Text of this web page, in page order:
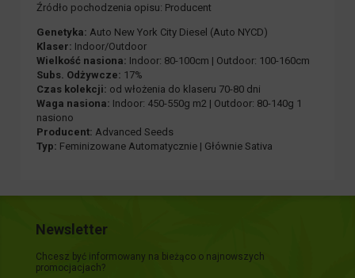
Źródło pochodzenia opisu: Producent
Genetyka: Auto New York City Diesel (Auto NYCD)
Klaser: Indoor/Outdoor
Wielkość nasiona: Indoor: 80-100cm | Outdoor: 100-160cm
Subs. Odżywcze: 17%
Czas kolekcji: od włożenia do klaseru 70-80 dni
Waga nasiona: Indoor: 450-550g m2 | Outdoor: 80-140g 1
nasiono
Producent: Advanced Seeds
Typ: Feminizowane Automatycznie | Głównie Sativa
Newsletter
Chcesz być informowany na bieżąco o najnowszych
promocjacjach?